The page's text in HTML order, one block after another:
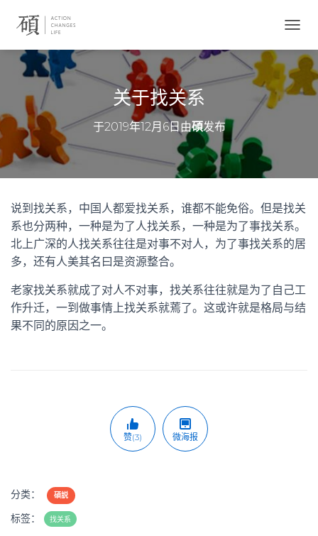
换
导
航
关于找关系
于2019年12月6日 由碩发布
说到找关系，中国人都爱找关系，谁都不能免俗。但是找关
系也分两种，一种是为了人找关系，一种是为了事找关系。
北上广深的人找关系往往是对事不对人，为了事找关系的居
多，还有人美其名曰是资源整合。
老家找关系就成了对人不对事，找关系往往就是为了自己工
作升迁，一到做事情上找关系就蔫了。这或许就是格局与结
果不同的原因之一。
赞(3) 微海报
分类： 碩説
标签： 找关系